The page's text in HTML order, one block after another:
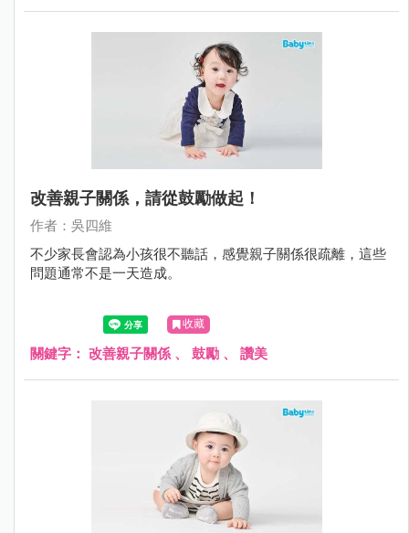
改善親子關係，請從鼓勵做起！
作者：吳四維
不少家長會認為小孩很不聽話，感覺親子關係很疏離，這些
問題通常不是一天造成。
收藏
關鍵字： 改善親子關係 、 鼓勵 、 讚美